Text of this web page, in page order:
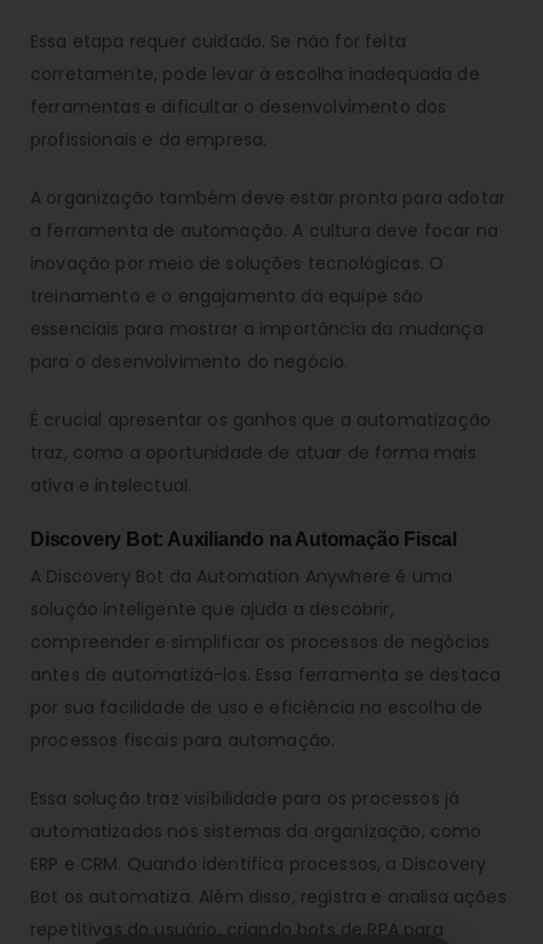
Essa etapa requer cuidado. Se não for feita
corretamente, pode levar à escolha inadequada de
ferramentas e dificultar o desenvolvimento dos
profissionais e da empresa.
A organização também deve estar pronta para adotar
a ferramenta de automação. A cultura deve focar na
inovação por meio de soluções tecnológicas. O
treinamento e o engajamento da equipe são
essenciais para mostrar a importância da mudança
para o desenvolvimento do negócio.
É crucial apresentar os ganhos que a automatização
traz, como a oportunidade de atuar de forma mais
ativa e intelectual.
Discovery Bot: Auxiliando na Automação Fiscal
A Discovery Bot da Automation Anywhere é uma
solução inteligente que ajuda a descobrir,
compreender e simplificar os processos de negócios
antes de automatizá-los. Essa ferramenta se destaca
por sua facilidade de uso e eficiência na escolha de
processos fiscais para automação.
Essa solução traz visibilidade para os processos já
automatizados nos sistemas da organização, como
ERP e CRM. Quando identifica processos, a Discovery
Bot os automatiza. Além disso, registra e analisa ações
repetitivas do usuário, criando bots de RPA para